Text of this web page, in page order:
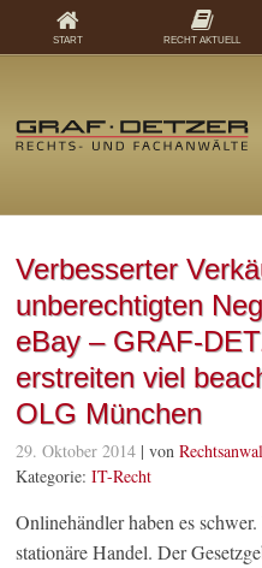
Verbesserter
unberechtigten
eBay – GRAF-
erstreiten viel
OLG München
29. Oktober 2014 | von
Kategorie:IT-Recht
Onlinehändler haben es
stationäre Handel. Der
START RECHT AKTUELL